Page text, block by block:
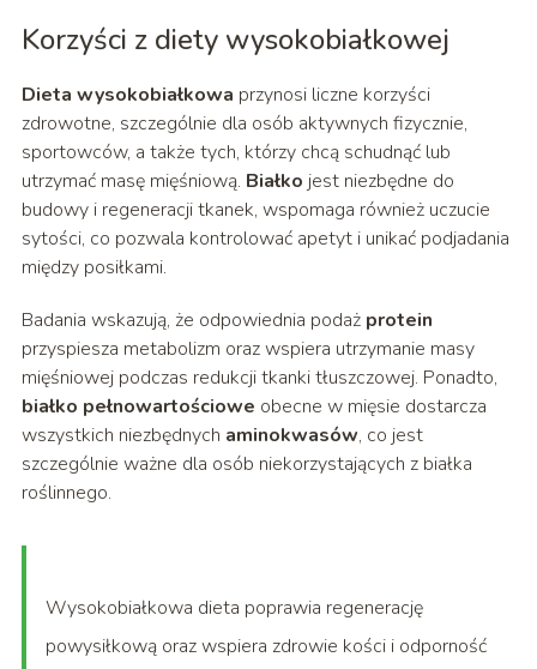
Korzyści z diety wysokobiałkowej
Dieta wysokobiałkowa przynosi liczne korzyści
zdrowotne, szczególnie dla osób aktywnych fizycznie,
sportowców, a także tych, którzy chcą schudnąć lub
utrzymać masę mięśniową. Białko jest niezbędne do
budowy i regeneracji tkanek, wspomaga również uczucie
sytości, co pozwala kontrolować apetyt i unikać podjadania
między posiłkami.
Badania wskazują, że odpowiednia podaż protein
przyspiesza metabolizm oraz wspiera utrzymanie masy
mięśniowej podczas redukcji tkanki tłuszczowej. Ponadto,
białko pełnowartościowe obecne w mięsie dostarcza
wszystkich niezbędnych aminokwasów, co jest
szczególnie ważne dla osób niekorzystających z białka
roślinnego.
Wysokobiałkowa dieta poprawia regenerację
powysiłkową oraz wspiera zdrowie kości i odporność